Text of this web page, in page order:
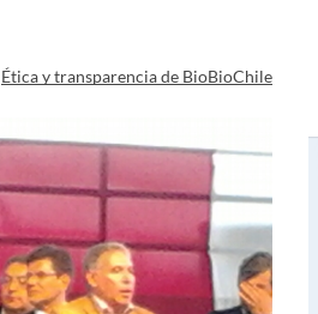
Ética y transparencia de BioBioChile